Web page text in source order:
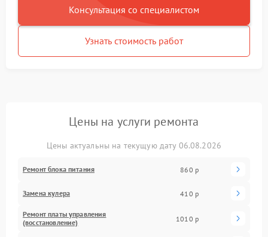
Консультация со специалистом
Узнать стоимость работ
Цены на услуги ремонта
Цены актуальны на текущую дату 06.08.2026
Ремонт блока питания 860 р
Замена кулера 410 р
Ремонт платы управления
(восстановление)
1010 р